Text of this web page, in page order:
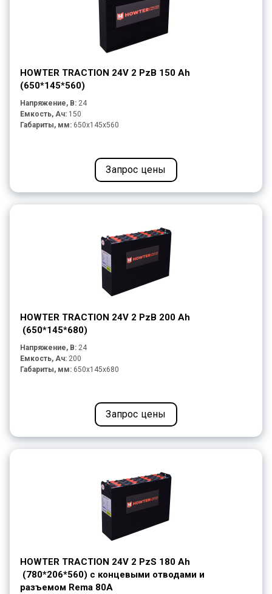
HOWTER TRACTION 24V 2 PzB 150 Ah
(650*145*560)
Напряжение, В: 24
Емкость, Ач: 150
Габариты, мм: 650x145x560
Запрос цены
HOWTER TRACTION 24V 2 PzB 200 Ah
(650*145*680)
Напряжение, В: 24
Емкость, Ач: 200
Габариты, мм: 650x145x680
Запрос цены
HOWTER TRACTION 24V 2 PzS 180 Ah
(780*206*560) с концевыми отводами и
разъемом Rema 80A